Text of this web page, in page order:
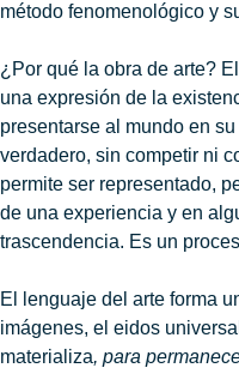
método fenomenológico y
¿Por qué la obra de arte?
una expresión de la
presentarse al mundo en
verdadero, sin competir ni
permite ser representado,
de una experiencia y en
trascendencia. Es un
El lenguaje del arte forma
imágenes, el eidos
materializa, para